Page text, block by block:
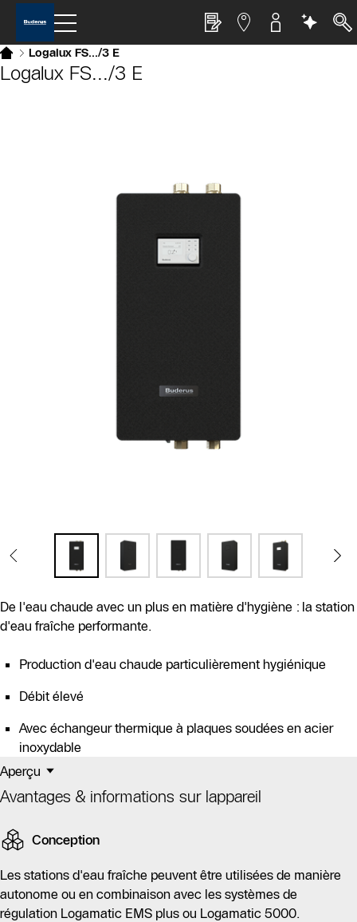
Logalux FS.../3 E
Logalux FS.../3 E
De l'eau chaude avec un plus en matière d'hygiène : la station
d'eau fraîche performante.
Production d'eau chaude particulièrement hygiénique
Débit élevé
Avec échangeur thermique à plaques soudées en acier
inoxydable
Aperçu
Avantages & informations sur lappareil
Conception
Les stations d'eau fraîche peuvent être utilisées de manière
autonome ou en combinaison avec les systèmes de
régulation Logamatic EMS plus ou Logamatic 5000.